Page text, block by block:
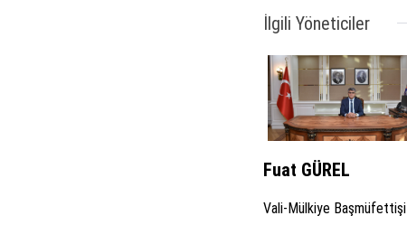
İlgili Yöneticiler
Fuat GÜREL
Vali-Mülkiye Başmüfettişi